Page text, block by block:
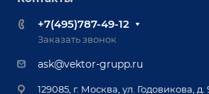
Вопрос ответ
Реквизиты
Документы
Оборудование для приварки крепежа
Приварной крепеж
Специализированные решения для
Лизинг
+7(495)787-49-12
Заказать звонок
ask@vektor-grupp.ru
129085, г. Москва, ул. Годовикова, д.